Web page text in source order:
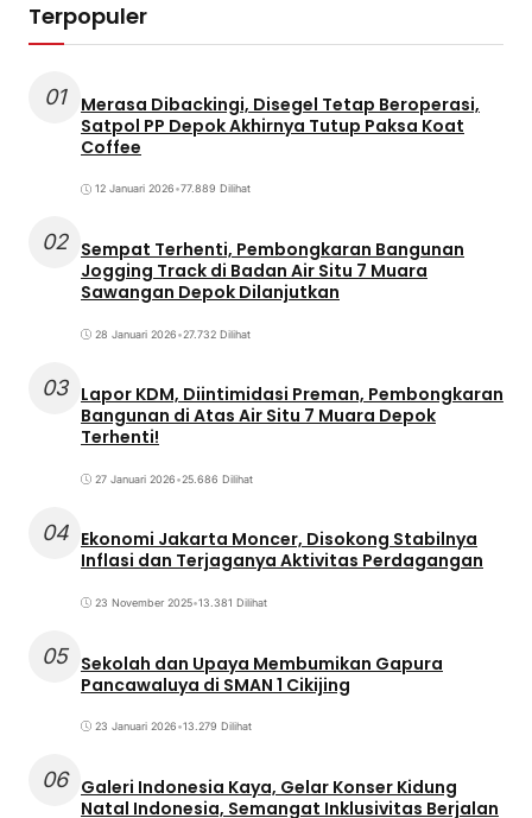
Terpopuler
01
Merasa Dibackingi, Disegel Tetap Beroperasi,
Satpol PP Depok Akhirnya Tutup Paksa Koat
Coffee
12 Januari 2026•77.889 Dilihat
02 Sempat Terhenti, Pembongkaran Bangunan
Jogging Track di Badan Air Situ 7 Muara
Sawangan Depok Dilanjutkan
28 Januari 2026•27.732 Dilihat
03 Lapor KDM, Diintimidasi Preman, Pembongkaran
Bangunan di Atas Air Situ 7 Muara Depok
Terhenti!
27 Januari 2026•25.686 Dilihat
04 Ekonomi Jakarta Moncer, Disokong Stabilnya
Inflasi dan Terjaganya Aktivitas Perdagangan
23 November 2025•13.381 Dilihat
05 Sekolah dan Upaya Membumikan Gapura
Pancawaluya di SMAN 1 Cikijing
23 Januari 2026•13.279 Dilihat
06 Galeri Indonesia Kaya, Gelar Konser Kidung
Natal Indonesia, Semangat Inklusivitas Berjalan